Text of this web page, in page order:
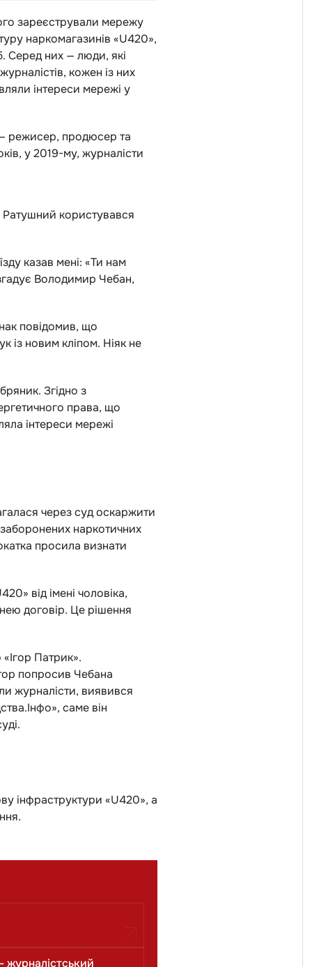
зареєстрували мережу
наркомагазинів «U420»,
Серед них — люди, які
кожен із них
інтереси мережі у
— режисер, продюсер та
у 2019-му, журналісти
користувався
казав мені: «Ти нам
Володимир Чебан,
повідомив, що
із новим кліпом. Ніяк не
Згідно з
права, що
інтереси мережі
через суд оскаржити
наркотичних
просила визнати
від імені чоловіка,
нею договір. Це рішення
Патрик».
попросив Чебана
журналісти, виявився
саме він
інфраструктури «U420», а